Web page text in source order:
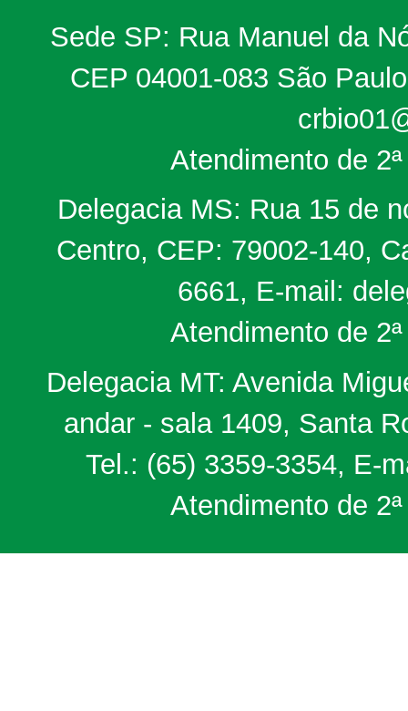
Sede SP: Rua Manuel da
CEP 04001-083 São
Atendimento de
Delegacia MS: Rua 15 de
Centro, CEP: 79002-140,
6661, E-mail:
Atendimento de
Delegacia MT: Avenida
andar - sala 1409, Santa
Tel.: (65) 3359-3354, E-
Atendimento de